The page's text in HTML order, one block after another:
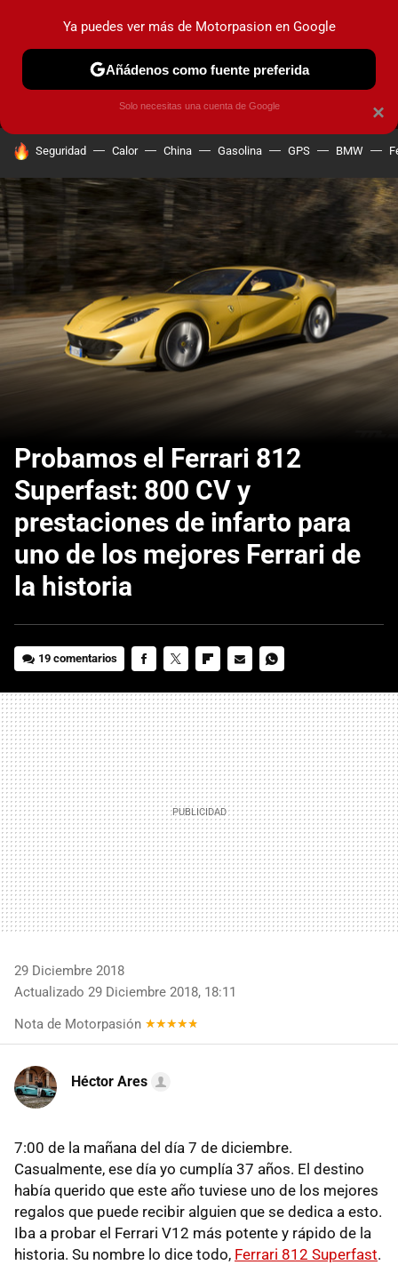
MENÚ NUEVO
COCHES ELÉCTRICOS OBSERVATORIO
HOY SE HABLA DE
Seguridad Calor China Gasolina GPS BMW
Probamos el Ferrari 812
Superfast: 800 CV y
prestaciones de infarto para
uno de los mejores Ferrari de
la historia
19 comentarios
MAIL
29 Diciembre 2018
Actualizado 29 Diciembre 2018, 18:11
Nota de Motorpasión
Héctor Ares
7:00 de la mañana del día 7 de diciembre.
Casualmente, ese día yo cumplía 37 años. El destino
había querido que este año tuviese uno de los mejores
regalos que puede recibir alguien que se dedica a esto.
Iba a probar el Ferrari V12 más potente y rápido de la
historia. Su nombre lo dice todo, Ferrari 812 Superfast.
×
Ya puedes ver más de Motorpasion en Google
Añádenos como fuente preferida
Solo necesitas una cuenta de Google